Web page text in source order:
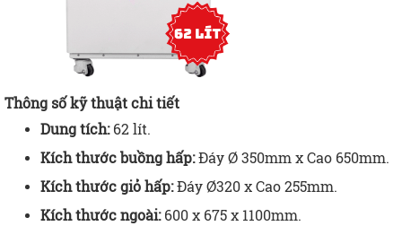
Thông số kỹ thuật chi tiết
Dung tích:62 lít.
Kích thước buồng hấp:Đáy Ø 350mm x Cao 650mm.
Kích thước giỏ hấp:Đáy Ø320 x Cao 255mm.
Kích thước ngoài:600 x 675 x 1100mm.